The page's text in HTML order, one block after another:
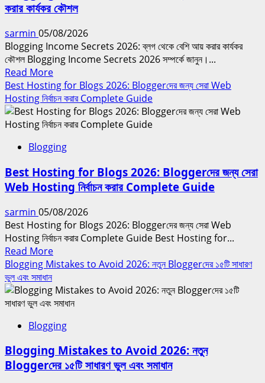
Blog
করার
সম্পূর্ণ
কৌশল
করার কার্যকর কৌশল
sarmin 05/08/2026
Blogging Income Secrets 2026: ব্লগ থেকে বেশি আয় করার কার্যকর
কৌশল Blogging Income Secrets 2026 সম্পর্কে জানুন।...
Read MoreRead
more
about
Blogging
Income
2026:
থেকে
বেশি
করার
কার্যকর
কৌশল
Best Hosting for Blogs 2026: Bloggerদের জন্য সেরা Web
Hosting নির্বাচন করার Complete Guide
Blogging
Best Hosting for Blogs 2026: Bloggerদের জন্য সেরা
Web Hosting নির্বাচন করার Complete Guide
sarmin 05/08/2026
Best Hosting for Blogs 2026: Bloggerদের জন্য সেরা Web
Hosting নির্বাচন করার Complete Guide Best Hosting for...
Read MoreRead
more
Best
Hosting
Blogs
Bloggerদের
জন্য
Blogging Mistakes to Avoid 2026: নতুন Bloggerদের ১৫টি সাধারণ
ভুল এবং সমাধান
Blogging
Blogging Mistakes to Avoid 2026: নতুন
Bloggerদের ১৫টি সাধারণ ভুল এবং সমাধান